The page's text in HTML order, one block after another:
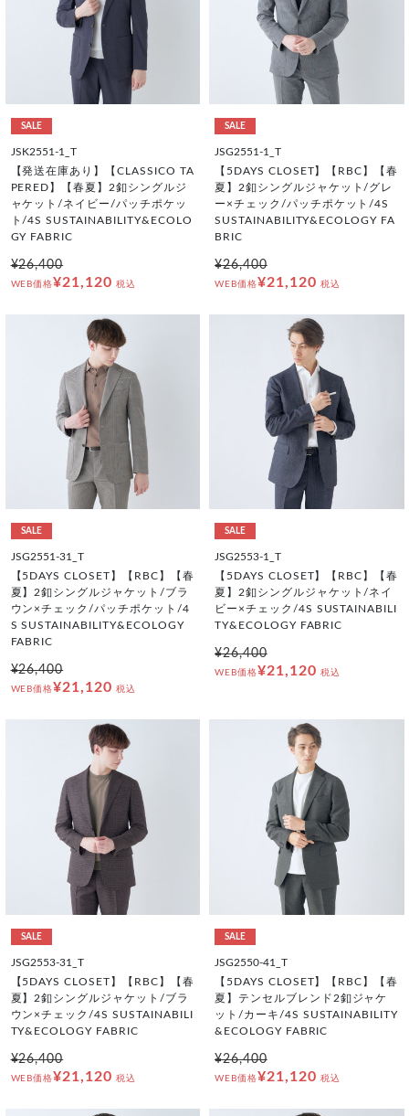
SALE
JSK2551-1_T
【発送在庫あり】【CLASSICO TA
PERED】【春夏】2釦シングルジ
ャケット/ネイビー/パッチポケッ
ト/4S SUSTAINABILITY&ECOLO
GY FABRIC
¥26,400
WEB価格¥21,120 税込
SALE
JSG2551-1_T
【5DAYS CLOSET】【RBC】【春
夏】2釦シングルジャケット/グレ
ー×チェック/パッチポケット/4S
SUSTAINABILITY&ECOLOGY FA
BRIC
¥26,400
WEB価格¥21,120 税込
SALE
JSG2551-31_T
【5DAYS CLOSET】【RBC】【春
夏】2釦シングルジャケット/ブラ
ウン×チェック/パッチポケット/4
S SUSTAINABILITY&ECOLOGY
FABRIC
¥26,400
WEB価格¥21,120 税込
SALE
JSG2553-1_T
【5DAYS CLOSET】【RBC】【春
夏】2釦シングルジャケット/ネイ
ビー×チェック/4S SUSTAINABILI
TY&ECOLOGY FABRIC
¥26,400
WEB価格¥21,120 税込
SALE
JSG2553-31_T
【5DAYS CLOSET】【RBC】【春
夏】2釦シングルジャケット/ブラ
ウン×チェック/4S SUSTAINABILI
TY&ECOLOGY FABRIC
¥26,400
WEB価格¥21,120 税込
SALE
JSG2550-41_T
【5DAYS CLOSET】【RBC】【春
夏】テンセルブレンド2釦ジャケ
ット/カーキ/4S SUSTAINABILITY
&ECOLOGY FABRIC
¥26,400
WEB価格¥21,120 税込